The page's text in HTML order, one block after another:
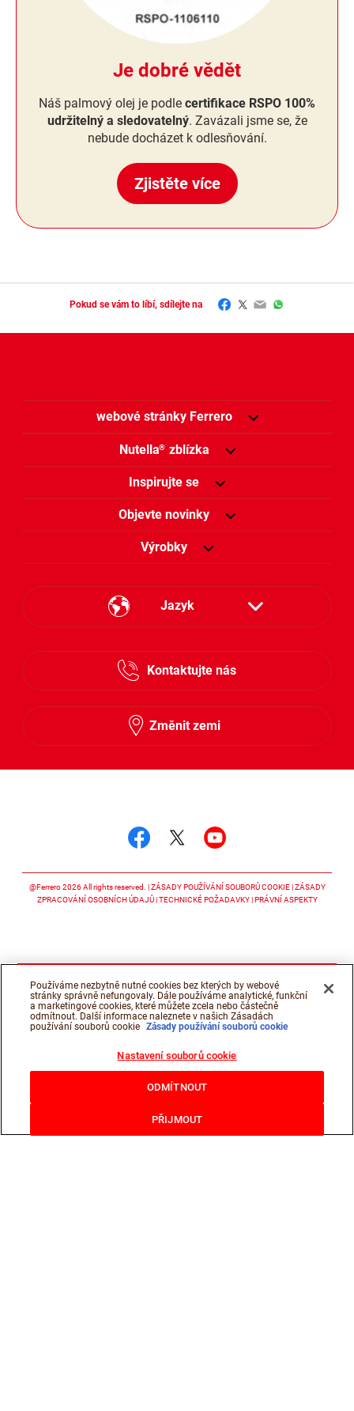
Je dobré vědět
Náš palmový olej je podle certifikace RSPO 100%
udržitelný a sledovatelný. Zavázali jsme se, že
nebude docházet k odlesňování.
Zjistěte více
Pokud se vám to líbí, sdílejte na Facebook
Twitter
EmailWhatsApp
webové stránky Ferrero
Nutella® zblízka
Inspirujte se
Objevte novinky
Výrobky
Jazyk
Česky
Kontaktujte nás
Změnit zemi
@Ferrero 2026 All rights reserved. ZÁSADY POUŽÍVÁNÍ SOUBORŮ COOKIE ZÁSADY
ZPRACOVÁNÍ OSOBNÍCH ÚDAJŮ TECHNICKÉ POŽADAVKY PRÁVNÍ ASPEKTY
Používáme nezbytně nutné cookies bez kterých by webové
stránky správně nefungovaly. Dále používáme analytické, funkční
a marketingové cookies, které můžete zcela nebo částečně
odmítnout. Další informace naleznete v našich Zásadách
používání souborů cookie Zásady používání souborů cookie
Nastavení souborů cookie
ODMÍTNOUT
PŘIJMOUT